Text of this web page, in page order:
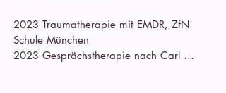
2023 Traumatherapie mit EMDR, ZfN
Schule München
2023 Gesprächstherapie nach Carl